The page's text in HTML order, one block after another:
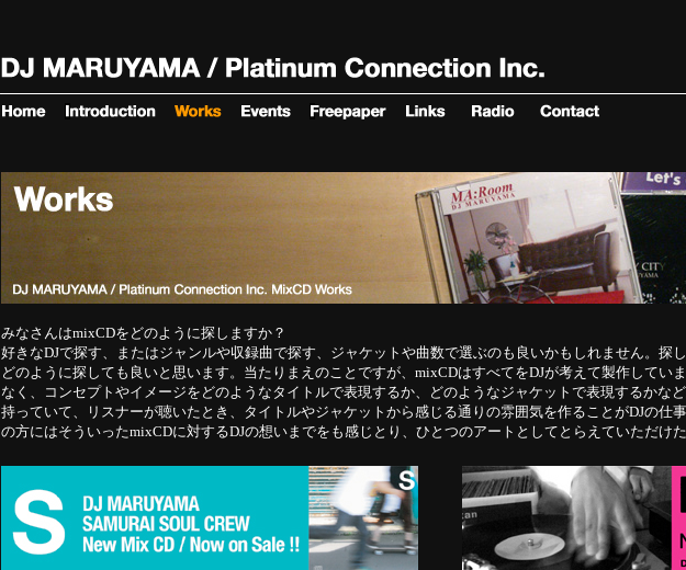
みなさんはmixCDをどのように探しますか？
好きなDJで探す、またはジャンルや収録曲で探す、ジャケットや曲数で選ぶのも良いかもしれません。探
どのように探しても良いと思います。当たりまえのことですが、mixCDはすべてをDJが考えて製作してい
なく、コンセプトやイメージをどのようなタイトルで表現するか、どのようなジャケットで表現するかな
持っていて、リスナーが聴いたとき、タイトルやジャケットから感じる通りの雰囲気を作ることがDJの仕
の方にはそういったmixCDに対するDJの想いまでをも感じとり、ひとつのアートとしてとらえていただけた